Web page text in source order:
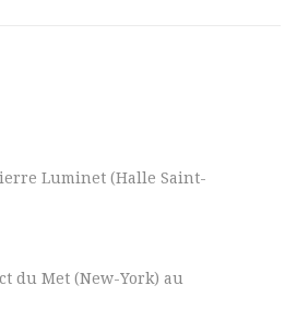
Luminet (Halle Saint-
du Met (New-York) au